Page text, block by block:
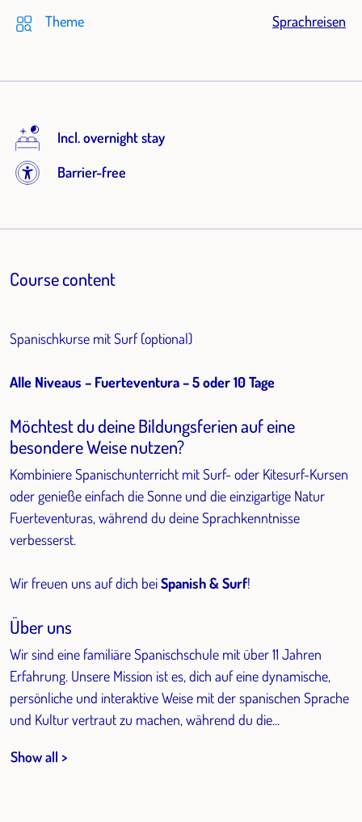
Theme
Sprachreisen
Incl. overnight stay
Barrier-free
Course content
Spanischkurse mit Surf (optional)
Alle Niveaus – Fuerteventura – 5 oder 10 Tage
Möchtest du deine Bildungsferien auf eine
besondere Weise nutzen?
Kombiniere Spanischunterricht mit Surf- oder Kitesurf-Kursen
oder genieße einfach die Sonne und die einzigartige Natur
Fuerteventuras, während du deine Sprachkenntnisse
verbesserst.
Wir freuen uns auf dich beiSpanish & Surf!
Über uns
Wir sind eine familiäre Spanischschule mit über 11 Jahren
Erfahrung. Unsere Mission ist es, dich auf eine dynamische,
persönliche und interaktive Weise mit der spanischen Sprache
und Kultur vertraut zu machen, während du die...
Show all >